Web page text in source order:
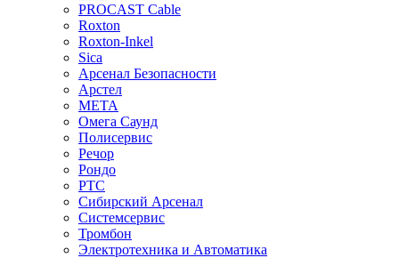
PROCAST Cable
Roxton
Roxton-Inkel
Sica
Арсенал Безопасности
Арстел
МЕТА
Омега Саунд
Полисервис
Речор
Рондо
РТС
Сибирский Арсенал
Системсервис
Тромбон
Электротехника и Автоматика